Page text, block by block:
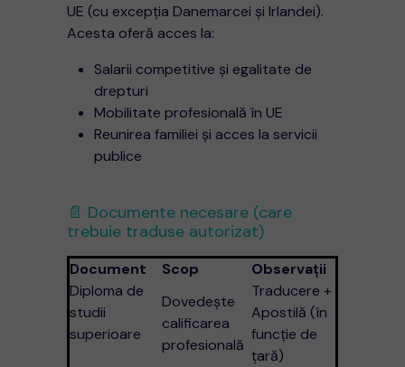
UE (cu excepția Danemarcei și Irlandei).
Acesta oferă acces la:
Salarii competitive și egalitate de
drepturi
Mobilitate profesională în UE
Reunirea familiei și acces la servicii
publice
📄 Documente necesare (care
trebuie traduse autorizat)
Document Scop
Observații
Diploma de
studii
superioare
Dovedește
calificarea
profesională
Traducere +
Apostilă (în
funcție de
țară)